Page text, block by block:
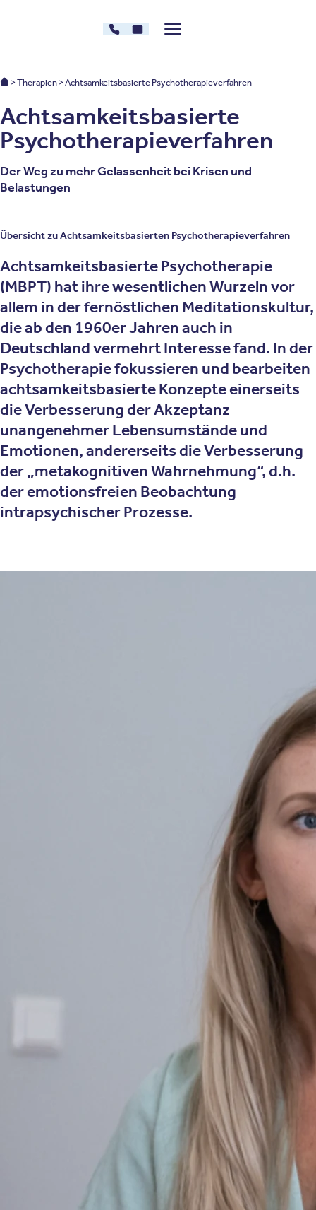
030 - 26478607
Kontakt
Menü zeigen/verstecken
Oberberg Kliniken: Startseite
Therapien Achtsamkeitsbasierte Psychotherapieverfahren
Achtsamkeitsbasierte
Psychotherapieverfahren
Der Weg zu mehr Gelassenheit bei Krisen und
Belastungen
Übersicht zu Achtsamkeitsbasierten Psychotherapieverfahren
Achtsamkeitsbasierte Psychotherapie
(MBPT) hat ihre wesentlichen Wurzeln vor
allem in der fernöstlichen Meditationskultur,
die ab den 1960er Jahren auch in
Deutschland vermehrt Interesse fand. In der
Psychotherapie fokussieren und bearbeiten
achtsamkeitsbasierte Konzepte einerseits
die Verbesserung der Akzeptanz
unangenehmer Lebensumstände und
Emotionen, andererseits die Verbesserung
der „metakognitiven Wahrnehmung“, d.h.
der emotionsfreien Beobachtung
intrapsychischer Prozesse.
Wurzeln in fernöstlicher Meditationskultur
achtsamkeitsbasierten Verfahren im psychotherapeutischen
Kontext hatte die in den 1970er Jahren zunächst für Patienten
entwickelte achtsamkeitsbasierte
Achtsamkeit meint eine Form von Konzentration, d.h. von
gezielter Aufmerksamkeitslenkung, bei der man bewusst
(„außen“ und „innen“) wahrnimmt, was im gegenwärtigen
Moment ist („Hier und Jetzt“), ohne zu urteilen oder zu
Mindfulness-based Stress Reduction (MBSR)
MBSR ist ursprünglich ein 8-wöchiges Programm mit formellen
Übungen (Bodyscan, Yoga, Meditation), informellen Aufgaben
(Achtsamer Alltag, schwierige Situationen/Stress) und
Psychoedukation. Es zeigt geringgradige Wirksamkeit bei
Depressionen und anderen Stressfolgeerkrankungen, hat aber
größere Bedeutung als Zusatzmodul und in der Prävention.
Mindfulness-based Cognitive Therapy (MBCT)
MBCT ist eine Kombination kognitiver Verhaltenstherapie mit
achtsamkeitsbasierten Methoden. Wirksamkeitsnachweise
finden sich im Bereich der Rückfallprophylaxe rezidivierender
Depressionen (weniger in der Akutbehandlung).